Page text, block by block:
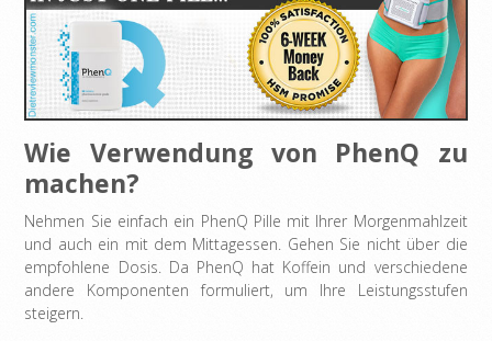
Wie Verwendung von PhenQ zu
machen?
Nehmen Sie einfach ein PhenQ Pille mit Ihrer Morgenmahlzeit
und auch ein mit dem Mittagessen. Gehen Sie nicht über die
empfohlene Dosis. Da PhenQ hat Koffein und verschiedene
andere Komponenten formuliert, um Ihre Leistungsstufen
steigern.